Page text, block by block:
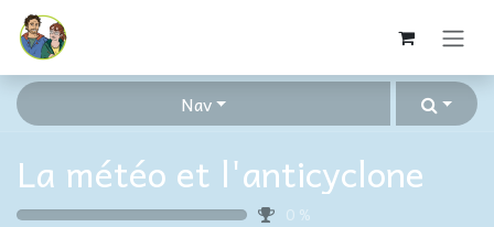
Se rendre au contenu
Nav
La météo et l'anticyclone
0 %